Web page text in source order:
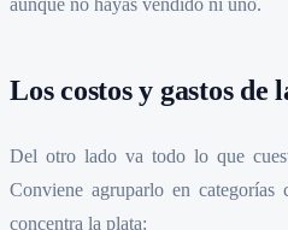
aunque no hayas vendido ni uno.
Los costos y gastos de
Del otro lado va todo lo que
Conviene agruparlo en
concentra la plata: